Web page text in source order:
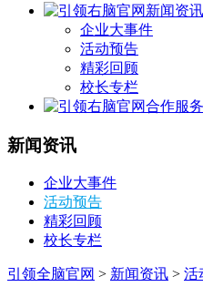
新闻资讯
企业大事件
活动预告
精彩回顾
校长专栏
合作服务
新闻资讯
企业大事件
活动预告
精彩回顾
校长专栏
引领全脑官网 > 新闻资讯 > 活